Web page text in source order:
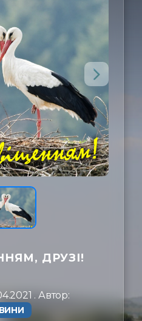
ДРУЗІ!
. Автор: